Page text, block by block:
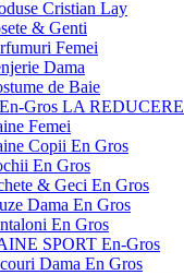
Cristian Lay
& Genti
Femei
Dama
de Baie
Gros LA REDUCERE
Femei
Copii En Gros
En Gros
& Geci En Gros
Dama En Gros
En Gros
SPORT En-Gros
Dama En Gros